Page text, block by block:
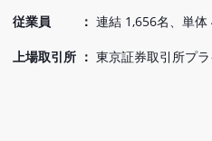
従業員 ： 連結 1,656名、単体
上場取引所 ： 東京証券取引所プ